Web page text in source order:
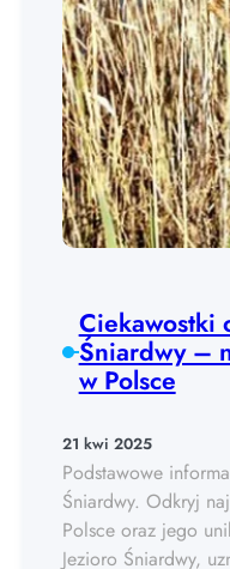
Ciekawostki
Śniardwy –
w Polsce
21 kwi 2025
Podstawowe
Śniardwy. Odkryj
Polsce oraz jego
Jezioro Śniardwy,